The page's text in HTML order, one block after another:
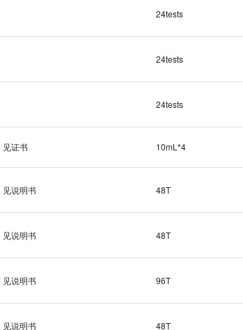
24tests
24tests
24tests
见证书 10mL*4
见说明书 48T
见说明书 48T
见说明书 96T
见说明书 48T